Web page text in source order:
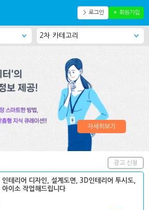
＞ 로그인 ＋ 회원가입
자세히보기
광고 신청
인테리어 디자인, 설계도면, 3D인테리어 투시도,
아이소 작업해드립니다